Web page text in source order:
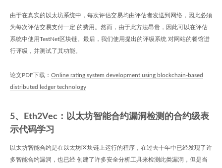
由于在真实的以太坊系统中，每次评估交易均由评估者发送到网络，因此必须
为每次评估交易支付一定 的费用。然而，由于此方法昂贵，因此可以在评估
系统中使用TestNet区块链。最后，我们使用提出的评级系统 对网站的餐馆进
行评级，并测试了其功能。
论文PDF下载： Online rating system development using blockchain-based
distributed ledger technology
5、Eth2Vec：以太坊智能合约漏洞检测的合约级表
示代码学习
以太坊智能合约是在以太坊区块链上运行的程序，在过去十年中已经发现了许
多智能合约漏洞，也已经 创建了许多安全分析工具来检测此类漏洞，但是当